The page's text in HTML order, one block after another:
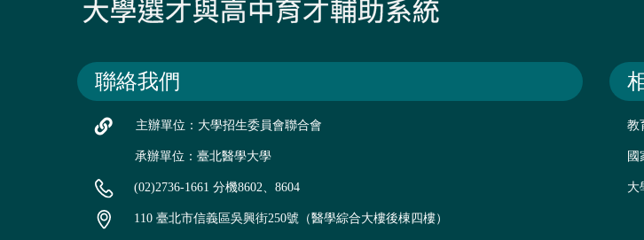
聯絡我們
主辦單位：大學招生委員會聯合會
承辦單位：臺北醫學大學
(02)2736-1661 分機8602、8604
110 臺北市信義區吳興街250號（醫學綜合大樓後棟四樓）
教
國
大